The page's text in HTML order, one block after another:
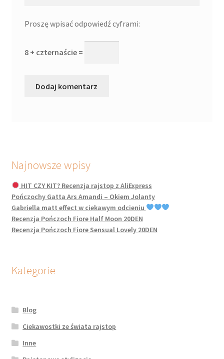
Proszę wpisać odpowiedź cyframi:
8 + czternaście =
Najnowsze wpisy
HIT CZY KIT? Recenzja rajstop z AliExpress
Pończochy Gatta Ars Amandi – Okiem Jolanty
Gabriella matt effect w ciekawym odcieniu
Recenzja Pończoch Fiore Half Moon 20DEN
Recenzja Pończoch Fiore Sensual Lovely 20DEN
Kategorie
Blog
Ciekawostki ze świata rajstop
Inne